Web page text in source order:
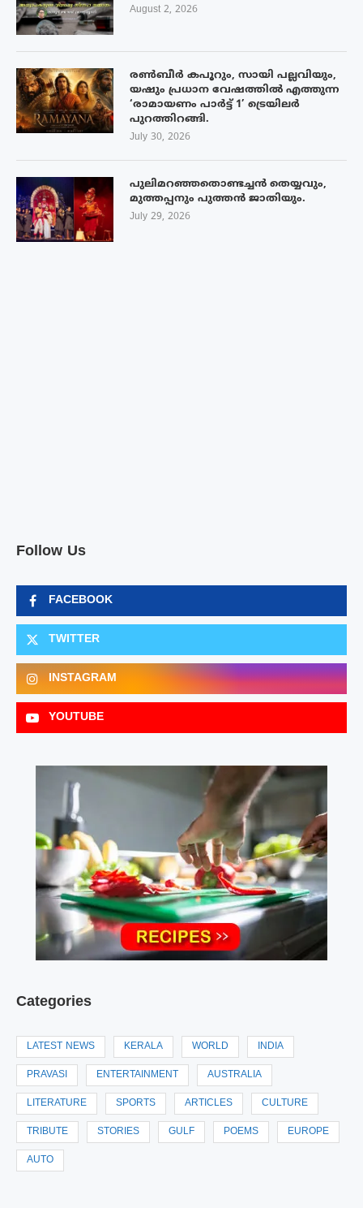
August 2, 2026
രൺബീർ കപൂറും, സായി പല്ലവിയും,
യഷും പ്രധാന വേഷത്തിൽ എത്തുന്ന
‘രാമായണം പാർട്ട് 1’ ട്രെയിലർ
പുറത്തിറങ്ങി.
July 30, 2026
പുലിമറഞ്ഞതൊണ്ടച്ചൻ തെയ്യവും,
മുത്തപ്പനും പുത്തൻ ജാതിയും.
July 29, 2026
Follow Us
FACEBOOK
TWITTER
INSTAGRAM
YOUTUBE
Categories
LATEST NEWS KERALA WORLD INDIA
PRAVASI ENTERTAINMENT AUSTRALIA
LITERATURE SPORTS ARTICLES CULTURE
TRIBUTE STORIES GULF POEMS EUROPE
AUTO